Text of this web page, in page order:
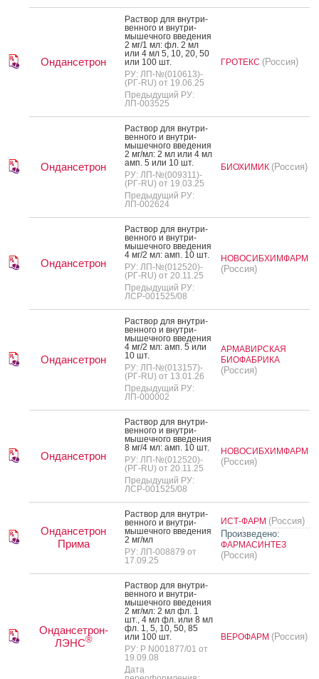
Ондансетрон
Рас­твор для внут­ри­
вен­но­го и внут­ри­
мышеч­но­го вве­дения
2 мг/1 мл: фл. 2 мл
или 4 мл 5, 10, 20, 50
или 100 шт.
РУ: ЛП-№(010613)-
(РГ-RU) от 19.06.25
Предыдущий РУ:
ЛП-003525
ГРОТЕКС (Россия)
Ондансетрон
Рас­твор для внут­ри­
вен­но­го и внут­ри­
мышеч­но­го вве­дения
2 мг/мл: 2 мл или 4 мл
амп. 5 или 10 шт.
РУ: ЛП-№(009311)-
(РГ-RU) от 19.03.25
Предыдущий РУ:
ЛП-002624
БИОХИМИК (Россия)
Ондансетрон
Рас­твор для внут­ри­
вен­но­го и внут­ри­
мышеч­но­го вве­дения
4 мг/2 мл: амп. 10 шт.
РУ: ЛП-№(012520)-
(РГ-RU) от 20.11.25
Предыдущий РУ:
ЛСР-001525/08
НОВОСИБХИМФАРМ
(Россия)
Ондансетрон
Рас­твор для внут­ри­
вен­но­го и внут­ри­
мышеч­но­го вве­дения
4 мг/2 мл: амп. 5 или
10 шт.
РУ: ЛП-№(013157)-
(РГ-RU) от 13.01.26
Предыдущий РУ:
ЛП-000002
АРМАВИРСКАЯ
БИОФАБРИКА
(Россия)
Ондансетрон
Рас­твор для внут­ри­
вен­но­го и внут­ри­
мышеч­но­го вве­дения
8 мг/4 мл: амп. 10 шт.
РУ: ЛП-№(012520)-
(РГ-RU) от 20.11.25
Предыдущий РУ:
ЛСР-001525/08
НОВОСИБХИМФАРМ
(Россия)
Ондансетрон
Прима
Рас­твор для внут­ри­
вен­но­го и внут­ри­
мышеч­но­го вве­дения
2 мг/мл
РУ: ЛП-008879 от
17.09.25
ИСТ-ФАРМ (Россия)
Произведено:
ФАРМАСИНТЕЗ
(Россия)
Ондансетрон-
ЛЭНС®
Рас­твор для внут­ри­
вен­но­го и внут­ри­
мышеч­но­го вве­дения
2 мг/мл: 2 мл фл. 1
шт., 4 мл фл. или 8 мл
фл. 1, 5, 10, 50, 85
или 100 шт.
РУ: Р N001877/01 от
19.09.08
Дата
ВЕРОФАРМ (Россия)